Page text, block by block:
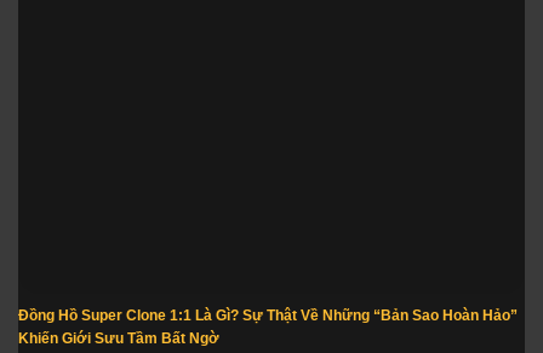
Đồng Hồ Super Clone 1:1 Là Gì? Sự Thật Về Những “Bản Sao Hoàn Hảo”
Khiến Giới Sưu Tầm Bất Ngờ